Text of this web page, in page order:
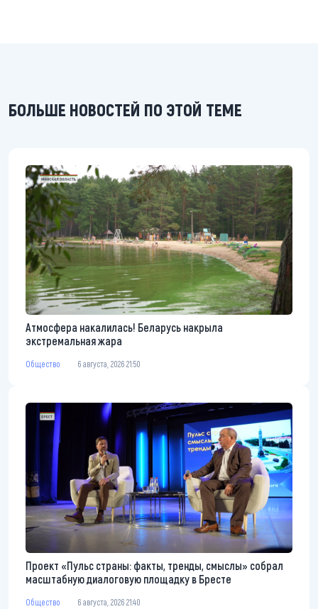
БОЛЬШЕ НОВОСТЕЙ ПО ЭТОЙ ТЕМЕ
Атмосфера накалилась! Беларусь накрыла
экстремальная жара
Общество 6 августа, 2026 21:50
Проект «Пульс страны: факты, тренды, смыслы» собрал
масштабную диалоговую площадку в Бресте
Общество 6 августа, 2026 21:40